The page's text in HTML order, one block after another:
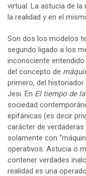
virtual. La astucia de la
la realidad y en el
Son dos los modelos
segundo ligado a los
inconsciente entendido
del concepto de
primero, del
Jesi. En El tiempo de
sociedad
epifánicas (es decir
carácter de
solamente con
operativos. Astucia o
contener verdades
realidad es una